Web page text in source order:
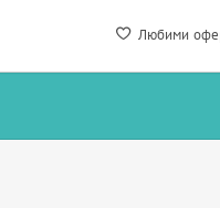
Любими